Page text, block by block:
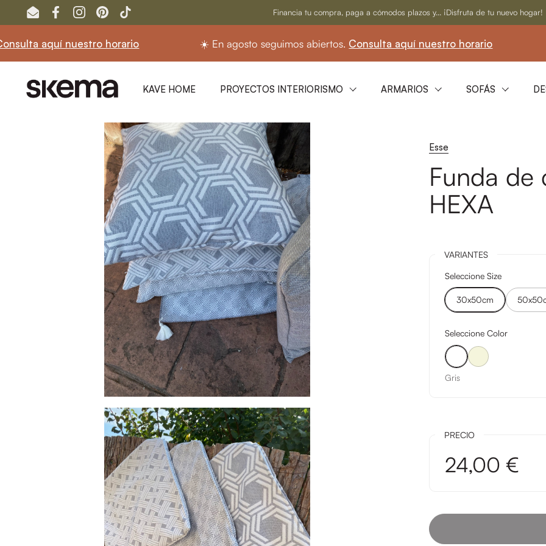
Ir al contenido
EmailFacebookInstagram
PinterestTikTok
Financia tu compra, paga a cómodos plazos y... ¡Disfruta de tu nuevo hogar!
nuestro horario ☀️ En agosto seguimos abiertos.Consulta aquí nuestro horario ☀️ En
KAVE HOME PROYECTOS INTERIORISMO ARMARIOS SOFÁS
Esse
Funda de
HEXA
VARIANTES
Seleccione Size
30x50cm
Seleccione Color
Gris Beige
Gris
PRECIO
24,00 €